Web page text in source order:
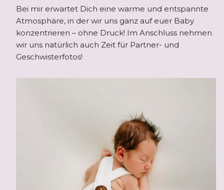
Bei mir erwartet Dich eine warme und entspannte
Atmosphäre, in der wir uns ganz auf euer Baby
konzentrieren – ohne Druck! Im Anschluss nehmen
wir uns natürlich auch Zeit für Partner- und
Geschwisterfotos!